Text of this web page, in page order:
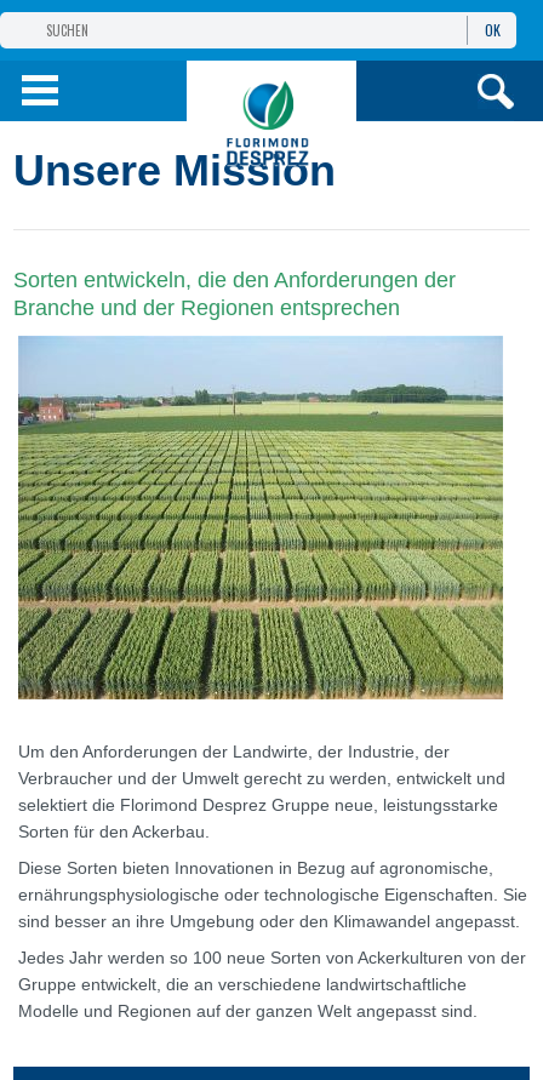
GRUPPE
PRODUKTE
OK
Unsere Mission
Sorten entwickeln, die den Anforderungen der
Branche und der Regionen entsprechen
Um den Anforderungen der Landwirte, der Industrie, der
Verbraucher und der Umwelt gerecht zu werden, entwickelt und
selektiert die Florimond Desprez Gruppe neue, leistungsstarke
Sorten für den Ackerbau.
Diese Sorten bieten Innovationen in Bezug auf agronomische,
ernährungsphysiologische oder technologische Eigenschaften. Sie
sind besser an ihre Umgebung oder den Klimawandel angepasst.
Jedes Jahr werden so 100 neue Sorten von Ackerkulturen von der
Gruppe entwickelt, die an verschiedene landwirtschaftliche
Modelle und Regionen auf der ganzen Welt angepasst sind.